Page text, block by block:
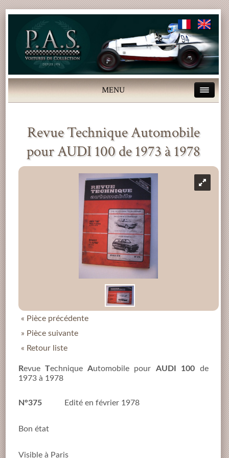
MENU
Revue Technique Automobile
pour AUDI 100 de 1973 à 1978
« Pièce précédente
» Pièce suivante
« Retour liste
RevueTechnique Automobile pour AUDI 100 de
1973 à 1978
N°375 Edité en février 1978
Bon état
Visible à Paris